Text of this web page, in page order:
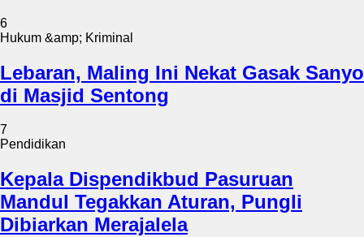
6
Hukum &amp; Kriminal
Lebaran, Maling Ini Nekat Gasak Sanyo
di Masjid Sentong
7
Pendidikan
Kepala Dispendikbud Pasuruan
Mandul Tegakkan Aturan, Pungli
Dibiarkan Merajalela